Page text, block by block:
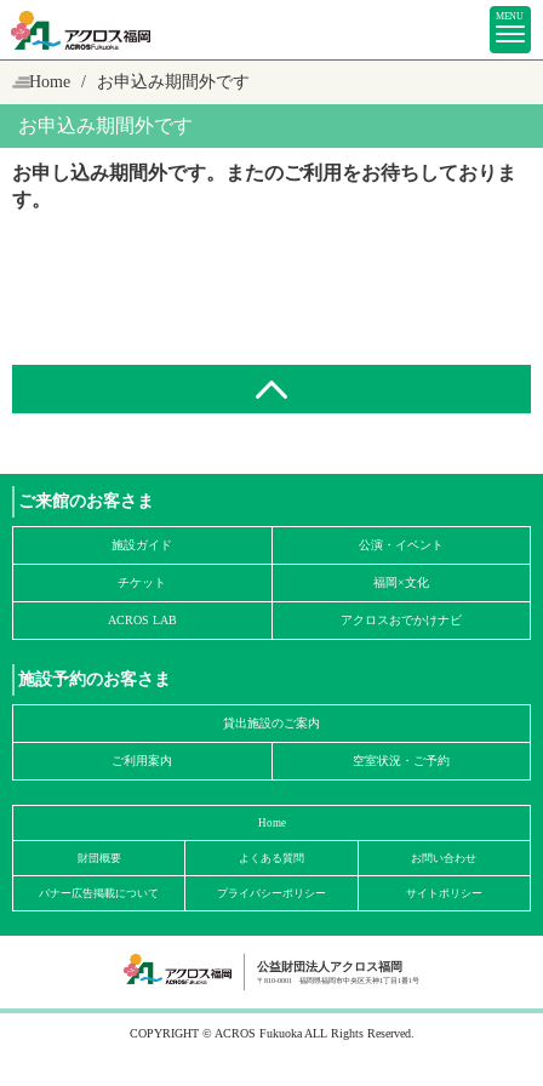
MENU
Home お申込み期間外です
お申込み期間外です
お申し込み期間外です。またのご利用をお待ちしておりま
す。
ご来館のお客さま
施設ガイド 公演・イベント
チケット 福岡×文化
ACROS LAB アクロスおでかけナビ
施設予約のお客さま
貸出施設のご案内
ご利用案内 空室状況・ご予約
Home
財団概要 よくある質問 お問い合わせ
バナー広告掲載について プライバシーポリシー サイトポリシー
公益財団法人アクロス福岡
〒810-0001 福岡県福岡市中央区天神1丁目1番1号
COPYRIGHT © ACROS Fukuoka ALL Rights Reserved.